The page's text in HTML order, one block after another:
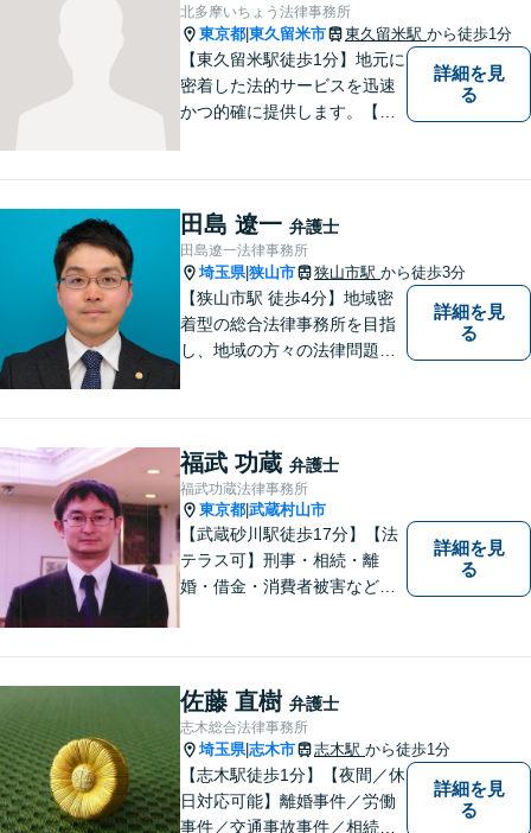
北多摩いちょう法律事務所
東京都 東久留米市 東久留米駅 から徒歩1分
【東久留米駅徒歩1分】地元に
密着した法的サービスを迅速
かつ的確に提供します。【当
納得のいく解決を目指して、
全力を尽くします。【法テラ
ス利用可能】
詳細を見
る
田島 遼一 弁護士
田島遼一法律事務所
埼玉県|狭山市 狭山市駅 から徒歩3分
【狭山市駅 徒歩4分】地域密
着型の総合法律事務所を目指
し、地域の方々の法律問題を
気軽にご相談ください。
詳細を見
る
福武 功蔵 弁護士
福武功蔵法律事務所
東京都 武蔵村山市
【武蔵砂川駅徒歩17分】【法
テラス可】刑事・相続・離
婚・借金・消費者被害など、
味方となり、しかるべき方向
へと導いてまいります。まず
はお気軽にご相談ください。
詳細を見
る
佐藤 直樹 弁護士
志木総合法律事務所
埼玉県|志木市 志木駅 から徒歩1分
【志木駅徒歩1分】【夜間／休
日対応可能】離婚事件／労働
事件／交通事故事件／相続事
詳細を見
る